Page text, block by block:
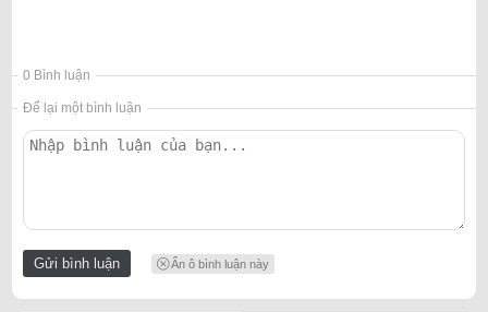
0 Bình luận
Để lại một bình luận
Ẩn ô bình luận này